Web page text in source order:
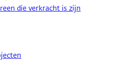
die verkracht is zijn